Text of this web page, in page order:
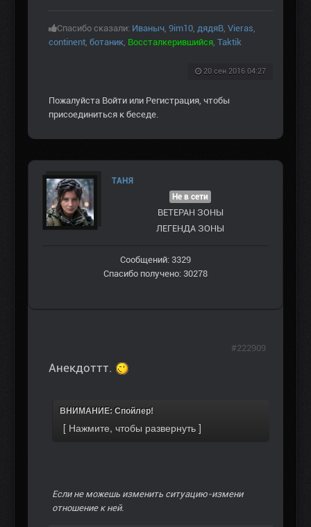
Спасибо сказали: Иваныч 9im10 дядяВ Vieras
continent ботаник Воссталкерившийся Taktik
20 сен 2016 04:27
Пожалуйста Войти или Регистрация , чтобы
присоединиться к беседе.
ТАНЯ
Не в сети
ВЕТЕРАН ЗOНЫ
ЛЕГЕНДА ЗОНЫ
Сообщений: 3329
Спасибо получено: 30278
Анекдоттт.
ВНИМАНИЕ: Спойлер!
Если не можешь изменить ситуацию-измени
отношение к ней.
#222909